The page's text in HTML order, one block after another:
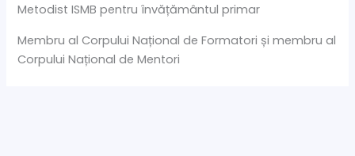
Metodist ISMB pentru învățământul primar
Membru al Corpului Național de Formatori și membru al
Corpului Național de Mentori